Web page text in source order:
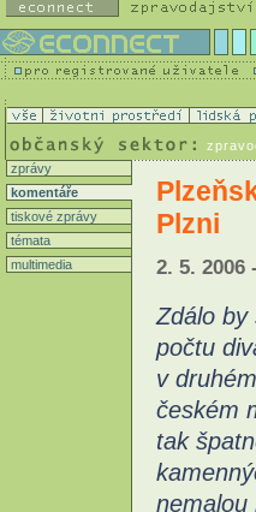
zprávy
komentáře
tiskové zprávy
témata
multimedia
Plzni
2. 5. 2006 -
Zdálo by
počtu
v
českém
tak
nemalou